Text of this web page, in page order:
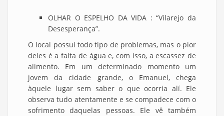
OLHAR O ESPELHO DA VIDA : “Vilarejo da
Desesperança”.
O local possui todo tipo de problemas, mas o pior
deles é a falta de água e, com isso, a escassez de
alimento. Em um determinado momento um
jovem da cidade grande, o Emanuel, chega
àquele lugar sem saber o que ocorria alí. Ele
observa tudo atentamente e se compadece com o
sofrimento daquelas pessoas. Ele vê também